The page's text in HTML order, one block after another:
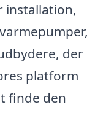
installation,
der
platform
finde den